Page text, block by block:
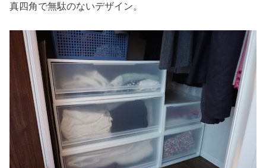
真四角で無駄のないデザイン。